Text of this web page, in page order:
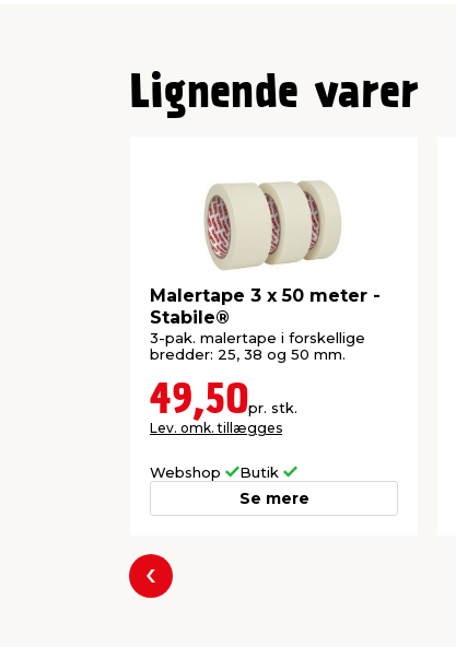
Lignende varer
Malertape 3 x 50 meter -
Stabile®
3-pak. malertape i forskellige
bredder: 25, 38 og 50 mm.
49,50pr. stk.
Lev. omk. tillægges
Webshop Butik
Se mere
Forrige